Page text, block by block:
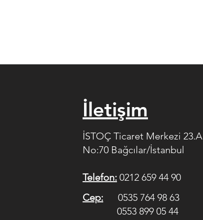
İletişim
İSTOÇ Ticaret Merkezi
No:70 Bağcılar/İstanbul
Telefon: 0212 659 44 90
Cep: 0535 764 98 63
0553 899 05 44